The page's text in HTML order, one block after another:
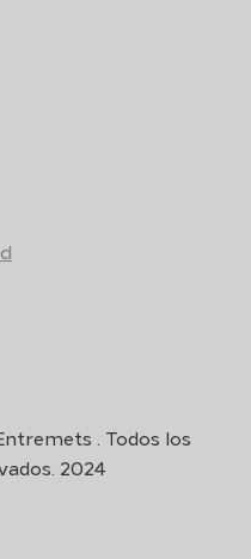
. Todos los
2024